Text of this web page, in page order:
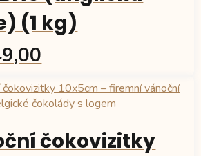
(1 kg)
čokovizitky